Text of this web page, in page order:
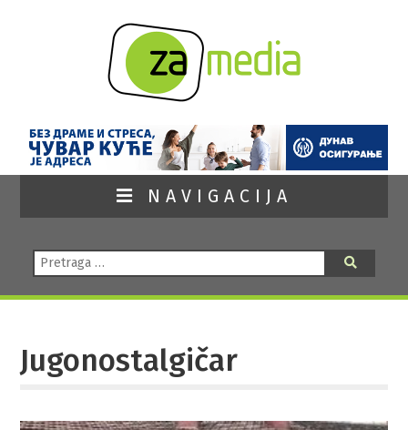
NAVIGACIJA
Pretraga:
Jugonostalgičar